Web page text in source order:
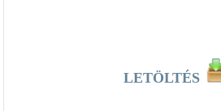
LETÖLTÉS